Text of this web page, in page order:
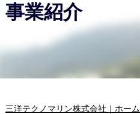
事業紹介
三洋テクノマリン株式会社｜ホーム